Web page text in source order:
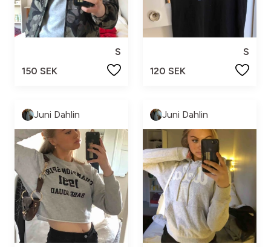
S
150 SEK
S
120 SEK
Juni Dahlin Juni Dahlin